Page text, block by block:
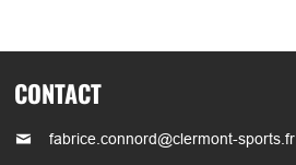
CONTACT
fabrice.connord@clermont-sports.fr